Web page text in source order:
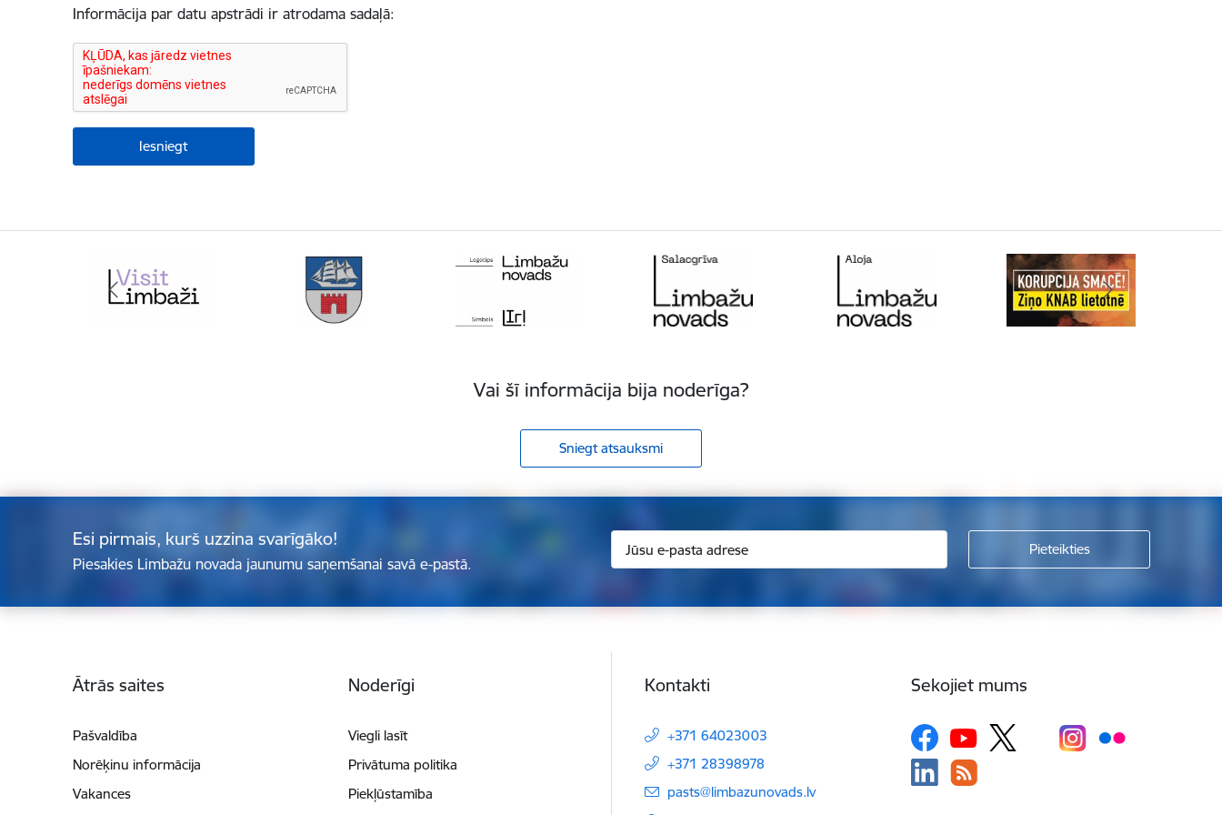
Informācija par datu apstrādi ir atrodama sadaļā:
Vai šī informācija bija noderīga?
Sniegt atsauksmi
Esi pirmais, kurš uzzina svarīgāko!
Piesakies Limbažu novada jaunumu saņemšanai savā e-pastā.
Ātrās saites
Pašvaldība
Norēķinu informācija
Vakances
Noderīgi
Viegli lasīt
Privātuma politika
Piekļūstamība
Kontakti
+371 64023003
+371 28398978
E-pasts:
pasts@limbazunovads.lv
Sekojiet mums